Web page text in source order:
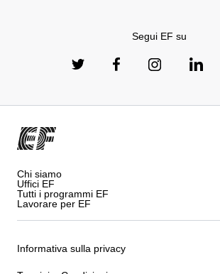
Segui EF su
Chi siamo
Uffici EF
Tutti i programmi EF
Lavorare per EF
Informativa sulla privacy